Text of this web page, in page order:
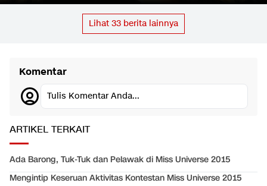
Lihat 33 berita lainnya
Komentar
Tulis Komentar Anda...
ARTIKEL TERKAIT
Ada Barong, Tuk-Tuk dan Pelawak di Miss Universe 2015
Mengintip Keseruan Aktivitas Kontestan Miss Universe 2015